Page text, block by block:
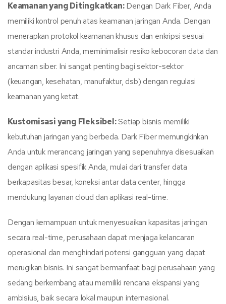
Keamanan yang Ditingkatkan:Dengan Dark Fiber, Anda
memiliki kontrol penuh atas keamanan jaringan Anda. Dengan
menerapkan protokol keamanan khusus dan enkripsi sesuai
standar industri Anda, meminimalisir resiko kebocoran data dan
ancaman siber. Ini sangat penting bagi sektor-sektor
(keuangan, kesehatan, manufaktur, dsb) dengan regulasi
keamanan yang ketat.
Kustomisasi yang Fleksibel:Setiap bisnis memiliki
kebutuhan jaringan yang berbeda. Dark Fiber memungkinkan
Anda untuk merancang jaringan yang sepenuhnya disesuaikan
dengan aplikasi spesifik Anda, mulai dari transfer data
berkapasitas besar, koneksi antar data center, hingga
mendukung layanan cloud dan aplikasi real-time.
Dengan kemampuan untuk menyesuaikan kapasitas jaringan
secara real-time, perusahaan dapat menjaga kelancaran
operasional dan menghindari potensi gangguan yang dapat
merugikan bisnis. Ini sangat bermanfaat bagi perusahaan yang
sedang berkembang atau memiliki rencana ekspansi yang
ambisius, baik secara lokal maupun internasional.